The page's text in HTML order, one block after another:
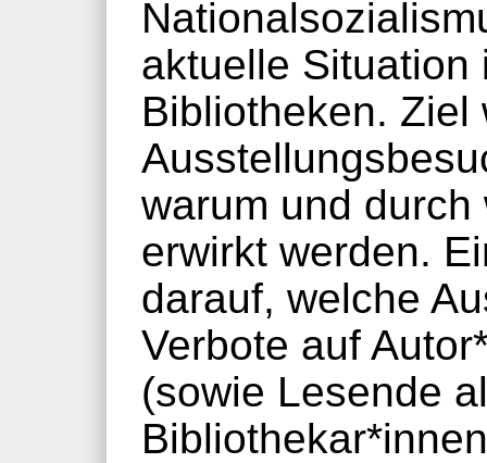
aktuelle Situation
Bibliotheken. Ziel
warum und
erwirkt werden.
darauf, welche
Verbote auf
(sowie Lesende